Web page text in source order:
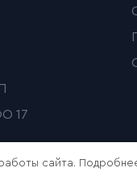
17
сайта.